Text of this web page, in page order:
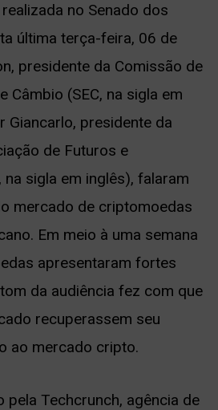
no Senado dos
última terça-feira, 06 de
presidente da Comissão de
Câmbio (SEC, na sigla em
Giancarlo, presidente da
de Futuros e
na sigla em inglês), falaram
mercado de criptomoedas
Em meio à uma semana
apresentaram fortes
da audiência fez com que
recuperassem seu
ao mercado cripto.
Techcrunch, agência de